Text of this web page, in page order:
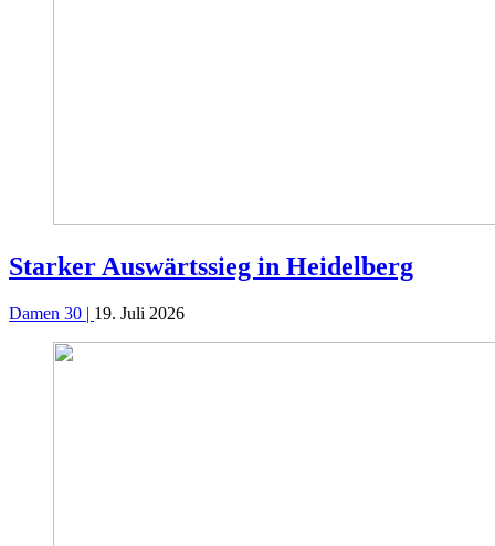
Starker Auswärtssieg in Heidelberg
Damen 30 | 19. Juli 2026